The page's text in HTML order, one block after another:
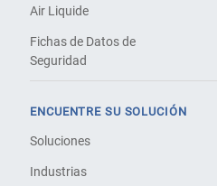
Air Liquide
Fichas de Datos de
Seguridad
ENCUENTRE SU SOLUCIÓN
Soluciones
Industrias